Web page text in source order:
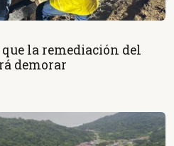
la remediación del
demorar